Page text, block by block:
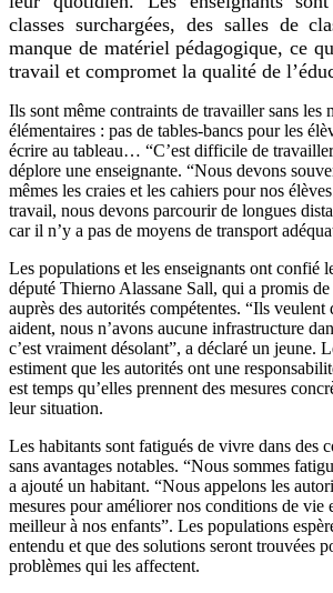
classes surchargées, des salles de
manque de matériel pédagogique, ce
travail et compromet la qualité de
Ils sont même contraints de travailler sans les
élémentaires : pas de tables-bancs pour les
écrire au tableau… “C’est difficile de
déplore une enseignante. “Nous devons
mêmes les craies et les cahiers pour nos
travail, nous devons parcourir de longues
car il n’y a pas de moyens de transport
Les populations et les enseignants ont confié
député Thierno Alassane Sall, qui a promis
auprès des autorités compétentes. “Ils veulent
aident, nous n’avons aucune infrastructure
c’est vraiment désolant”, a déclaré un jeune.
estiment que les autorités ont une
est temps qu’elles prennent des mesures
leur situation.
Les habitants sont fatigués de vivre dans des
sans avantages notables. “Nous sommes
a ajouté un habitant. “Nous appelons les
mesures pour améliorer nos conditions de
meilleur à nos enfants”. Les populations
entendu et que des solutions seront trouvées
problèmes qui les affectent.